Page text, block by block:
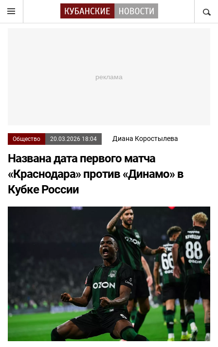
Общество 20.03.2026 18:04 Диана Коростылева
Названа дата первого матча
«Краснодара» против «Динамо» в
Кубке России